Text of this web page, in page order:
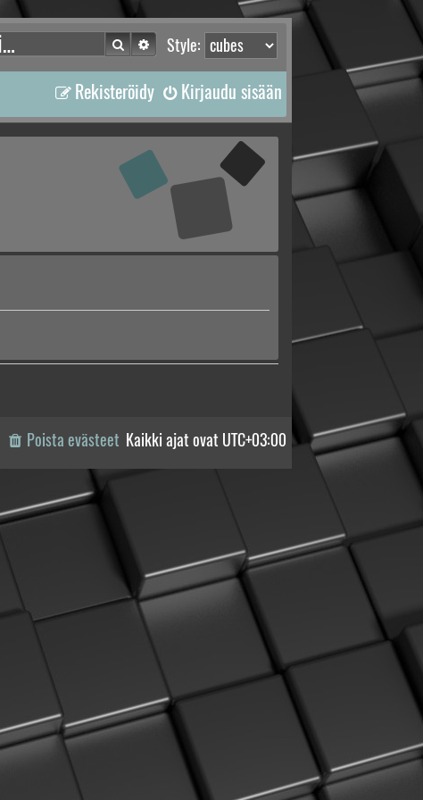
Style:
Etsi Tarkennettu haku
Kirjaudu sisään
Rekisteröidy
Kaikki ajat ovat UTC+03:00
Poista evästeet